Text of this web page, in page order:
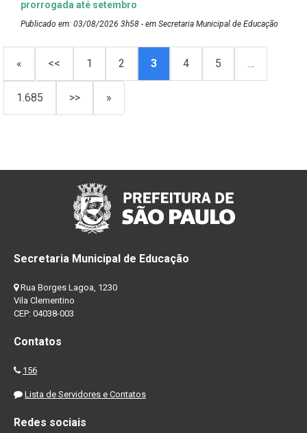
prorrogada até setembro
Publicado em: 03/08/2026 3h58 - em Secretaria Municipal de Educação
« << 1 2 3 4 5 …
1.685 >> »
Secretaria Municipal de Educação
Rua Borges Lagoa, 1230
Vila Clementino
CEP: 04038-003
Contatos
156
Lista de Servidores e Contatos
Redes sociais